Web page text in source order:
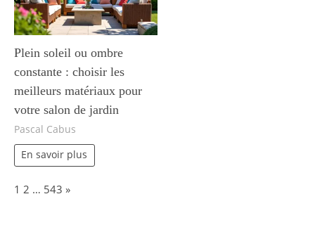
Plein soleil ou ombre
constante : choisir les
meilleurs matériaux pour
votre salon de jardin
Pascal Cabus
En savoir plus
Page:
1 2 … 543 Next
»